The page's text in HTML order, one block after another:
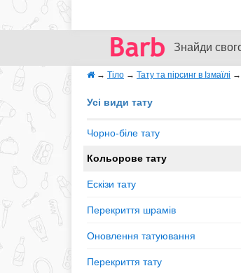
Знайди
→ Тіло → Тату та пірсинг в Ізмаїлі →
Усі види тату
Чорно-біле тату
Кольорове тату
Ескізи тату
Перекриття шрамів
Оновлення татуювання
Перекриття тату